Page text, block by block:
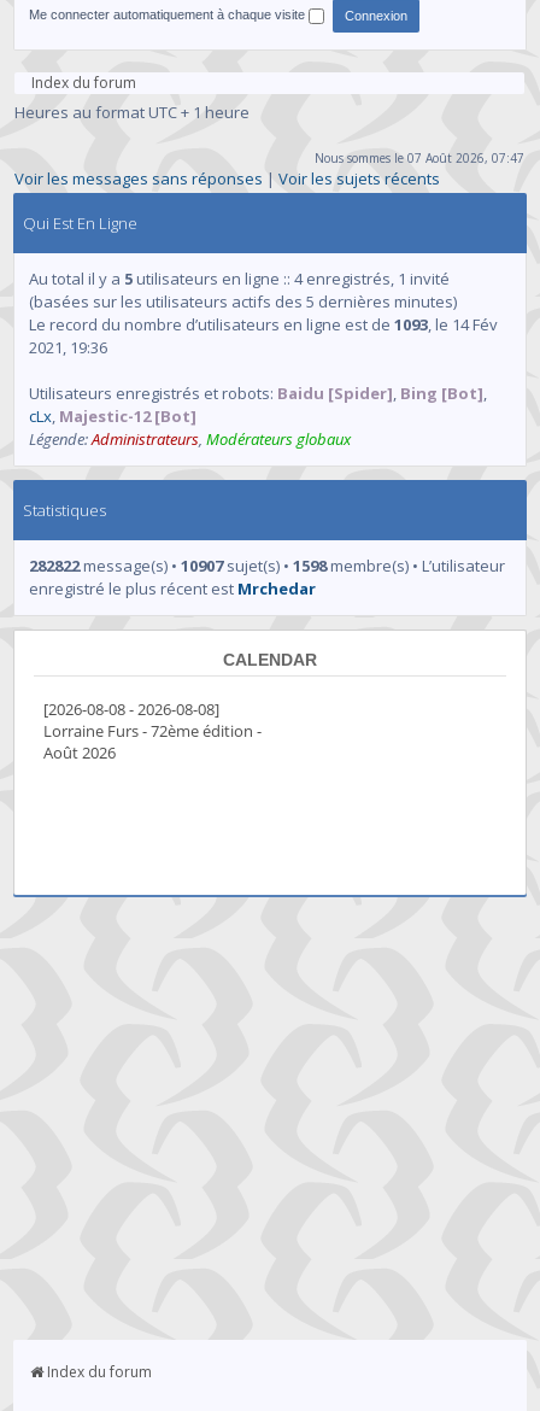
Me connecter automatiquement à chaque visite
Index du forum
Heures au format UTC + 1 heure
Nous sommes le 07 Août 2026, 07:47
Voir les messages sans réponses |Voir les sujets récents
Qui Est En Ligne
Au total il y a 5utilisateurs en ligne :: 4 enregistrés, 1 invité
(basées sur les utilisateurs actifs des 5 dernières minutes)
Le record du nombre d’utilisateurs en ligne est de1093, le 14 Fév
2021, 19:36
Utilisateurs enregistrés et robots: Baidu [Spider], Bing [Bot],
cLx, Majestic-12 [Bot]
Légende:Administrateurs,Modérateurs globaux
Statistiques
282822message(s) •10907sujet(s) •1598membre(s) • L’utilisateur
enregistré le plus récent est Mrchedar
CALENDAR
Index du forum